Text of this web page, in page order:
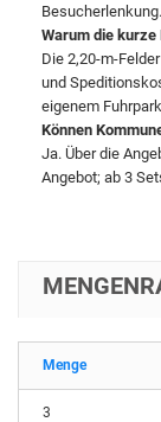
Besucherlenkung.
Warum die kurze
Die 2,20-m-
und
eigenem
Können
Ja. Über die
Angebot; ab 3
Menge
3